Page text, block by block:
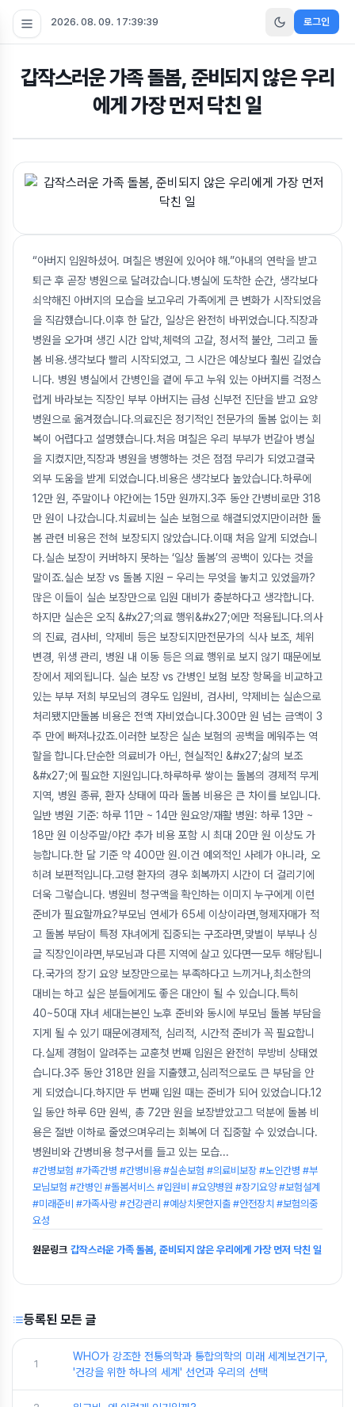
2026. 08. 09. 17:39:40 로그인
갑작스러운 가족 돌봄, 준비되지 않은 우리
에게 가장 먼저 닥친 일
“아버지 입원하셨어. 며칠은 병원에 있어야 해.”아내의 연락을 받고
퇴근 후 곧장 병원으로 달려갔습니다.병실에 도착한 순간, 생각보다
쇠약해진 아버지의 모습을 보고우리 가족에게 큰 변화가 시작되었음
을 직감했습니다.이후 한 달간, 일상은 완전히 바뀌었습니다.직장과
병원을 오가며 생긴 시간 압박,체력의 고갈, 정서적 불안, 그리고 돌
봄 비용.생각보다 빨리 시작되었고, 그 시간은 예상보다 훨씬 길었습
니다. 병원 병실에서 간병인을 곁에 두고 누워 있는 아버지를 걱정스
럽게 바라보는 직장인 부부 아버지는 급성 신부전 진단을 받고 요양
병원으로 옮겨졌습니다.의료진은 정기적인 전문가의 돌봄 없이는 회
복이 어렵다고 설명했습니다.처음 며칠은 우리 부부가 번갈아 병실
을 지켰지만,직장과 병원을 병행하는 것은 점점 무리가 되었고결국
외부 도움을 받게 되었습니다.비용은 생각보다 높았습니다.하루에
12만 원, 주말이나 야간에는 15만 원까지.3주 동안 간병비로만 318
만 원이 나갔습니다.치료비는 실손 보험으로 해결되었지만이러한 돌
봄 관련 비용은 전혀 보장되지 않았습니다.이때 처음 알게 되었습니
다.실손 보장이 커버하지 못하는 ‘일상 돌봄’의 공백이 있다는 것을
말이죠.실손 보장 vs 돌봄 지원 – 우리는 무엇을 놓치고 있었을까?
많은 이들이 실손 보장만으로 입원 대비가 충분하다고 생각합니다.
하지만 실손은 오직 &#x27;의료 행위&#x27;에만 적용됩니다.의사
의 진료, 검사비, 약제비 등은 보장되지만전문가의 식사 보조, 체위
변경, 위생 관리, 병원 내 이동 등은 의료 행위로 보지 않기 때문에보
장에서 제외됩니다. 실손 보장 vs 간병인 보험 보장 항목을 비교하고
있는 부부 저희 부모님의 경우도 입원비, 검사비, 약제비는 실손으로
처리됐지만돌봄 비용은 전액 자비였습니다.300만 원 넘는 금액이 3
주 만에 빠져나갔죠.이러한 보장은 실손 보험의 공백을 메워주는 역
할을 합니다.단순한 의료비가 아닌, 현실적인 &#x27;삶의 보조
&#x27;에 필요한 지원입니다.하루하루 쌓이는 돌봄의 경제적 무게
지역, 병원 종류, 환자 상태에 따라 돌봄 비용은 큰 차이를 보입니다.
일반 병원 기준: 하루 11만 ~ 14만 원요양/재활 병원: 하루 13만 ~
18만 원 이상주말/야간 추가 비용 포함 시 최대 20만 원 이상도 가
능합니다.한 달 기준 약 400만 원.이건 예외적인 사례가 아니라, 오
히려 보편적입니다.고령 환자의 경우 회복까지 시간이 더 걸리기에
더욱 그렇습니다. 병원비 청구액을 확인하는 이미지 누구에게 이런
준비가 필요할까요?부모님 연세가 65세 이상이라면,형제자매가 적
고 돌봄 부담이 특정 자녀에게 집중되는 구조라면,맞벌이 부부나 싱
글 직장인이라면,부모님과 다른 지역에 살고 있다면—모두 해당됩니
다.국가의 장기 요양 보장만으로는 부족하다고 느끼거나,최소한의
대비는 하고 싶은 분들에게도 좋은 대안이 될 수 있습니다.특히
40~50대 자녀 세대는본인 노후 준비와 동시에 부모님 돌봄 부담을
지게 될 수 있기 때문에경제적, 심리적, 시간적 준비가 꼭 필요합니
다.실제 경험이 알려주는 교훈첫 번째 입원은 완전히 무방비 상태였
습니다.3주 동안 318만 원을 지출했고,심리적으로도 큰 부담을 안
게 되었습니다.하지만 두 번째 입원 때는 준비가 되어 있었습니다.12
일 동안 하루 6만 원씩, 총 72만 원을 보장받았고그 덕분에 돌봄 비
용은 절반 이하로 줄었으며우리는 회복에 더 집중할 수 있었습니다.
병원비와 간병비용 청구서를 들고 있는 모습...
#간병보험 #가족간병 #간병비용 #실손보험 #의료비보장 #노인간병 #부
모님보험 #간병인 #돌봄서비스 #입원비 #요양병원 #장기요양 #보험설계
#미래준비 #가족사랑 #건강관리 #예상치못한지출 #안전장치 #보험의중
요성
원문링크 갑작스러운 가족 돌봄, 준비되지 않은 우리에게 가장 먼저 닥친 일
등록된 모든 글
1
WHO가 강조한 전통의학과 통합의학의 미래 세계보건기구,
'건강을 위한 하나의 세계' 선언과 우리의 선택